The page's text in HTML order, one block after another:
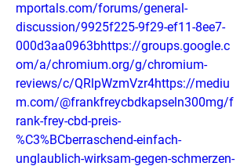
mportals.com/forums/general-
discussion/9925f225-9f29-ef11-8ee7-
000d3aa0963bhttps://groups.google.c
om/a/chromium.org/g/chromium-
reviews/c/QRlpWzmVzr4https://mediu
m.com/@frankfreycbdkapseln300mg/f
rank-frey-cbd-preis-
%C3%BCberraschend-einfach-
unglaublich-wirksam-gegen-schmerzen-